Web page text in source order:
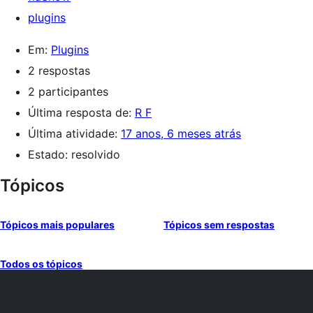
plugins
Em: Plugins
2 respostas
2 participantes
Última resposta de: R F
Última atividade: 17 anos, 6 meses atrás
Estado: resolvido
Tópicos
Tópicos mais populares Tópicos sem respostas
Todos os tópicos